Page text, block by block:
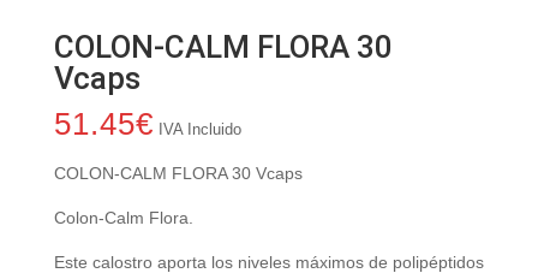
COLON-CALM FLORA 30
Vcaps
51.45€ IVA Incluido
COLON-CALM FLORA 30 Vcaps
Colon-Calm Flora.
Este calostro aporta los niveles máximos de polipéptidos